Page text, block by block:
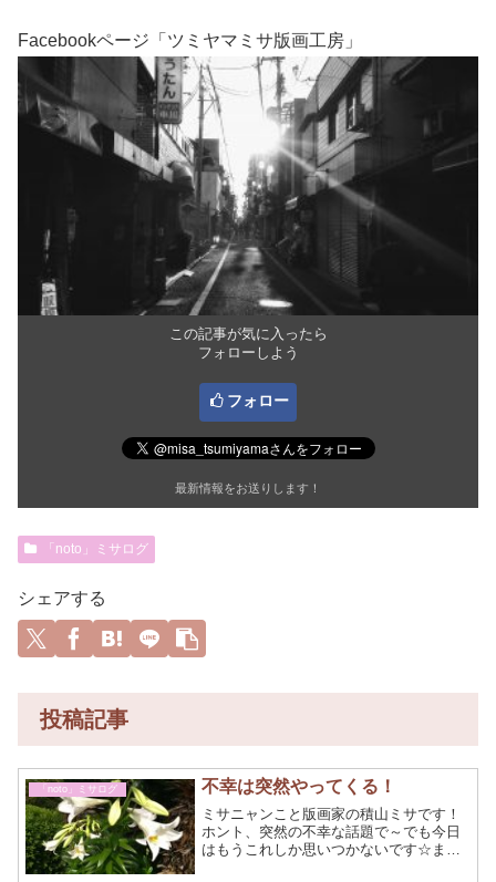
Facebookページ「ツミヤマミサ版画工房」
この記事が気に入ったら
フォローしよう
フォロー
最新情報をお送りします！
「noto」ミサログ
シェアする
投稿記事
「noto」ミサログ 不幸は突然やってくる！
ミサニャンこと版画家の積山ミサです！
ホント、突然の不幸な話題で～でも今日
はもうこれしか思いつかないです☆ま